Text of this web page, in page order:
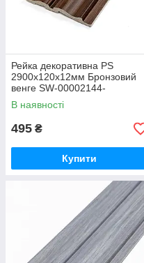
Рейка декоративна PS
2900х120х12мм Бронзовий
венге SW-00002144-
В наявності
495 ₴
Купити